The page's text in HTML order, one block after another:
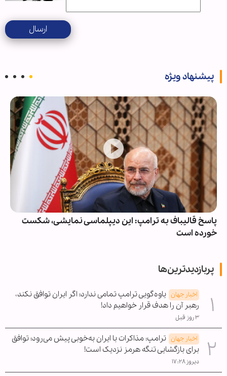
ارسال
پیشنهاد ویژه
پاسخ قالیباف به ترامپ: این دیپلماسی نمایشی، شکست
خورده است
پربازدیدترین‌ها
اخبار جهان یاوه‌گویی ترامپ تمامی ندارد؛ اگر ایران توافق نکند،
رهبر آن را هدف قرار خواهیم داد!
۳ روز قبل
اخبار جهان ترامپ: مذاکرات با ایران به‌خوبی پیش می‌رود؛ توافق
برای بازگشایی تنگه هرمز نزدیک است!
دیروز ۱۷:۲۸